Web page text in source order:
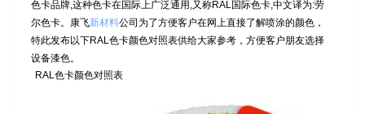
色卡品牌,这种色卡在国际上广泛通用,又称RAL国际色卡,中文译为:劳
尔色卡。康飞新材料公司为了方便客户在网上直接了解喷涂的颜色，
特此发布以下RAL色卡颜色对照表供给大家参考，方便客户朋友选择
设备漆色。
RAL色卡颜色对照表